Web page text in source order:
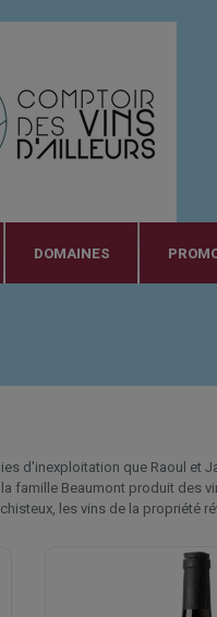
DOMAINES
d'inexploitation que Raoul et
famille Beaumont produit des
les vins de la propriété